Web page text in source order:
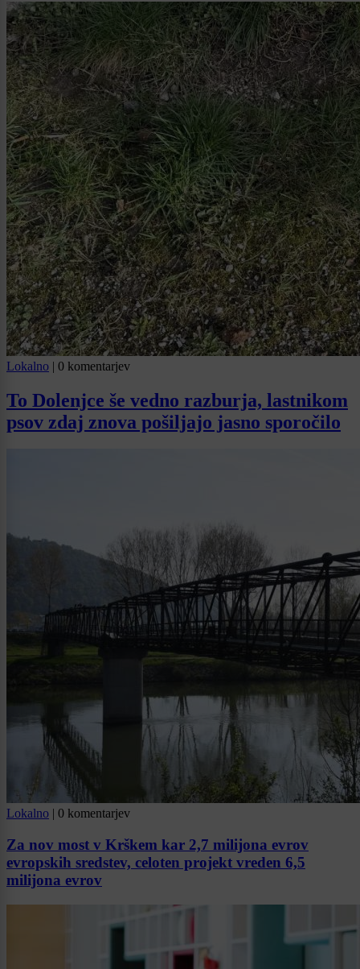
Lokalno | 0 komentarjev
To Dolenjce še vedno razburja, lastnikom
psov zdaj znova pošiljajo jasno sporočilo
Lokalno 0 komentarjev
Za nov most v Krškem kar 2,7 milijona evrov
evropskih sredstev, celoten projekt vreden 6,5
milijona evrov